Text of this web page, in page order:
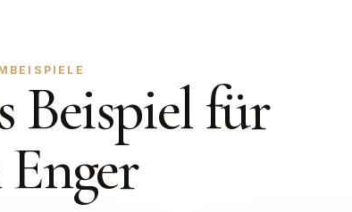
Beispiel für